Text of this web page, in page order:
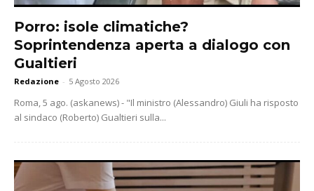
Porro: isole climatiche?
Soprintendenza aperta a dialogo con
Gualtieri
Redazione - 5 Agosto 2026
Roma, 5 ago. (askanews) - "Il ministro (Alessandro) Giuli ha risposto
al sindaco (Roberto) Gualtieri sulla...